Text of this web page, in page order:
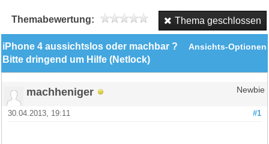
Thema geschlossen
Themabewertung:
Ansichts-Optionen
iPhone 4 aussichtslos oder machbar ?
Bitte dringend um Hilfe (Netlock)
machheniger Newbie
#1
30.04.2013, 19:11